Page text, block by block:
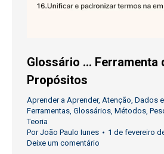
Glossário … Ferramenta
Propósitos
Aprender a Aprender, Atenção Dados
Ferramentas Glossários Métodos
Teoria
PorJoão Paulo Iunes
1 de fevereiro
Deixe um comentário